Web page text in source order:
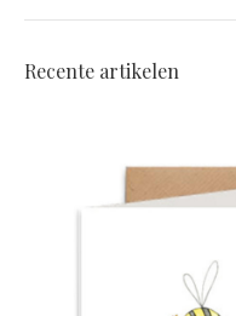
Recente artikelen